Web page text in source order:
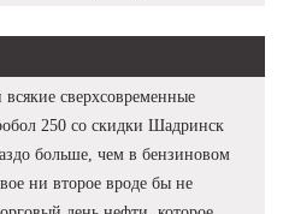
сверхсовременные
250 со скидки Шадринск
больше, чем в бензиновом
ни второе вроде бы не